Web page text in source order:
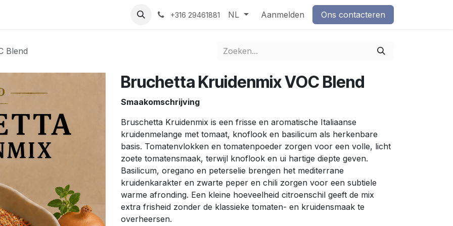
Contact +316 29461881 NL Aanmelden Ons contacteren
Blend
Bruchetta Kruidenmix VOC Blend
Smaakomschrijving
Bruschetta Kruidenmix is een frisse en aromatische Italiaanse
kruidenmelange met tomaat, knoflook en basilicum als herkenbare
basis. Tomatenvlokken en tomatenpoeder zorgen voor een volle, licht
zoete tomatensmaak, terwijl knoflook en ui hartige diepte geven.
Basilicum, oregano en peterselie brengen het mediterrane
kruidenkarakter en zwarte peper en chili zorgen voor een subtiele
warme afronding. Een kleine hoeveelheid citroenschil geeft de mix
extra frisheid zonder de klassieke tomaten- en kruidensmaak te
overheersen.